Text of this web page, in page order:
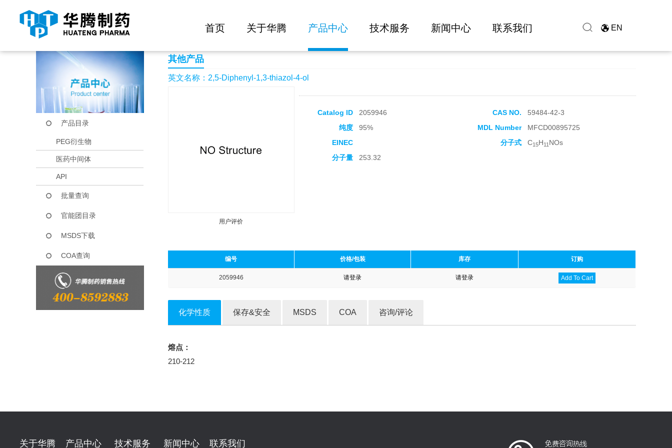
首页 关于华腾 产品中心 技术服务 新闻中心 联系我们 EN
当前位置： 首页 产品中心 2,5-Diphenyl-1,3-thiazol-4-ol
产品目录
PEG衍生物
医药中间体
API
批量查询
官能团目录
MSDS下载
COA查询
其他产品
英文名称：2,5-Diphenyl-1,3-thiazol-4-ol
用户评价
Catalog ID 2059946 CAS NO.
59484-42-3
纯度
95% MDL Number
MFCD00895725
EINEC
分子式 C15H11 NOs
分子量
253.32
编号 价格/包装 库存 订购
2059946 请登录 请登录 Add To Cart
化学性质 保存&安全 MSDS COA 咨询/评论
熔点：
210-212
关于华腾 产品中心 技术服务 新闻中心 联系我们